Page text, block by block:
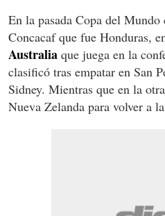
En la pasada Copa del Mundo
Concacaf que fue Honduras,
Australia que juega en la
clasificó tras empatar en San
Sidney. Mientras que en la
Nueva Zelanda para volver a